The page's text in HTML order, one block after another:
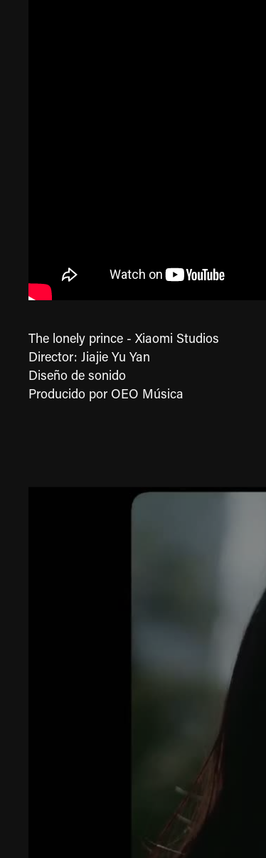
The lonely prince - Xiaomi Studios
Director: Jiajie Yu Yan
Diseño de sonido
Producido por OEO Música